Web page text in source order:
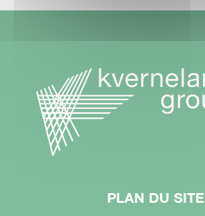
PLAN DU SITE